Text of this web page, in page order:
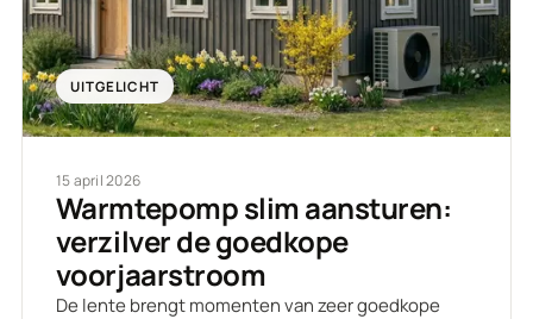
UITGELICHT
15 april 2026
Warmtepomp slim aansturen:
verzilver de goedkope
voorjaarstroom
De lente brengt momenten van zeer goedkope